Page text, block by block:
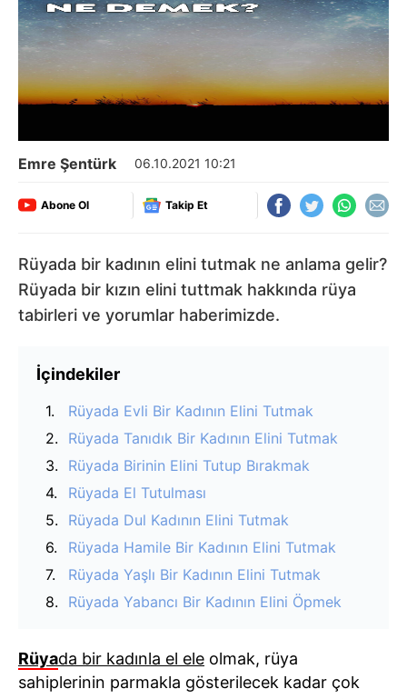
Emre Şentürk 06.10.2021 10:21
Abone Ol Takip Et
Rüyada bir kadının elini tutmak ne anlama gelir?
Rüyada bir kızın elini tuttmak hakkında rüya
tabirleri ve yorumlar haberimizde.
İçindekiler
Rüyada Evli Bir Kadının Elini Tutmak
Rüyada Tanıdık Bir Kadının Elini Tutmak
Rüyada Birinin Elini Tutup Bırakmak
Rüyada El Tutulması
Rüyada Dul Kadının Elini Tutmak
Rüyada Hamile Bir Kadının Elini Tutmak
Rüyada Yaşlı Bir Kadının Elini Tutmak
Rüyada Yabancı Bir Kadının Elini Öpmek
Rüyada bir kadınla el ele olmak, rüya
sahiplerinin parmakla gösterilecek kadar çok